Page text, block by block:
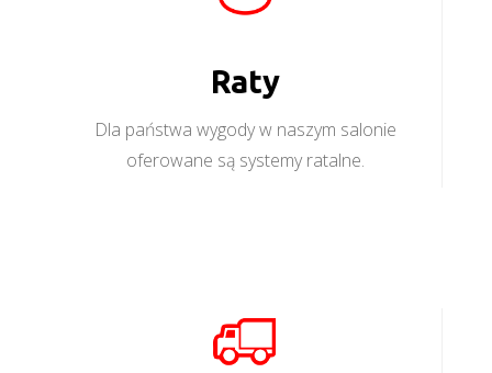
Raty
Dla państwa wygody w naszym salonie
oferowane są systemy ratalne.